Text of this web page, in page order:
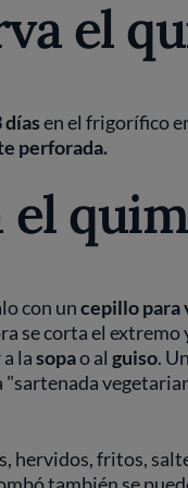
el
díasen el frigorífico
perforada.
el
con uncepillo para
se corta el extremo
lasopao al guiso.
hervidos, fritos,
también se